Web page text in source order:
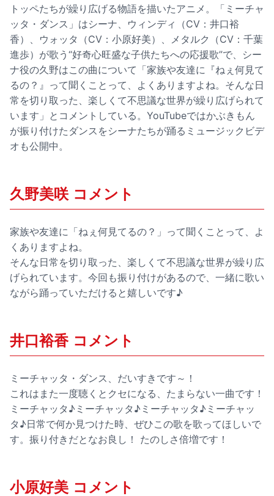
トッペたちが繰り広げる物語を描いたアニメ。「ミーチャ
ッタ・ダンス」はシーナ、ウィンディ（CV：井口裕
香）、ウォッタ（CV：小原好美）、メタルク（CV：千葉
進歩）が歌う“好奇心旺盛な子供たちへの応援歌”で、シー
ナ役の久野はこの曲について「家族や友達に『ねぇ何見て
るの？』って聞くことって、よくありますよね。そんな日
常を切り取った、楽しくて不思議な世界が繰り広げられて
います」とコメントしている。YouTubeではかぶきもん
が振り付けたダンスをシーナたちが踊るミュージックビデ
オも公開中。
久野美咲 コメント
家族や友達に「ねぇ何見てるの？」って聞くことって、よ
くありますよね。
そんな日常を切り取った、楽しくて不思議な世界が繰り広
げられています。今回も振り付けがあるので、一緒に歌い
ながら踊っていただけると嬉しいです♪
井口裕香 コメント
ミーチャッタ・ダンス、だいすきです～！
これはまた一度聴くとクセになる、たまらない一曲です！
ミーチャッタ♪ミーチャッタ♪ミーチャッタ♪ミーチャッ
タ♪日常で何か見つけた時、ぜひこの歌を歌ってほしいで
す。振り付きだとなお良し！ たのしさ倍増です！
小原好美 コメント